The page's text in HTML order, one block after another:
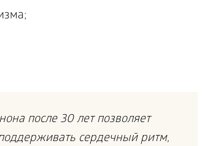
после 30 лет позволяет
сердечный ритм,